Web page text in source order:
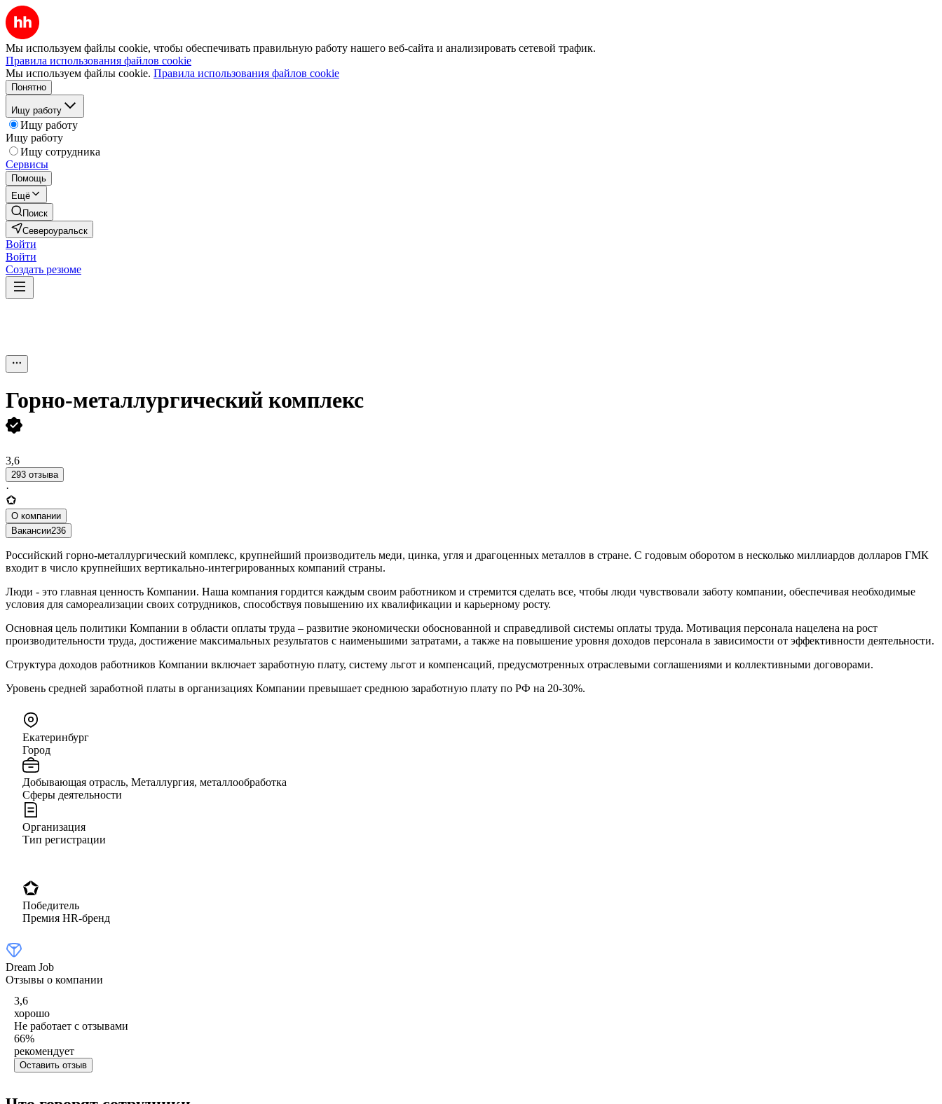
Мы используем файлы cookie, чтобы обеспечивать правильную работу нашего веб-сайта и анализировать сетевой трафик.
Правила использования файлов cookie
Мы используем файлы cookie. Правила использования файлов cookie
Понятно
Ищу работу
Ищу работу
Ищу работу
Ищу сотрудника
Сервисы
Помощь
Ещё
Поиск
Североуральск
Войти
Войти
Создать резюме
Горно-металлургический комплекс
3,6
293 отзыва
·
О компании
Вакансии236
Российский горно-металлургический комплекс, крупнейший производитель меди, цинка, угля и драгоценных металлов в стране. С годовым оборотом в несколько миллиардов долларов ГМК
входит в число крупнейших вертикально-интегрированных компаний страны.
Люди - это главная ценность Компании. Наша компания гордится каждым своим работником и стремится сделать все, чтобы люди чувствовали заботу компании, обеспечивая необходимые
условия для самореализации своих сотрудников, способствуя повышению их квалификации и карьерному росту.
Основная цель политики Компании в области оплаты труда – развитие экономически обоснованной и справедливой системы оплаты труда. Мотивация персонала нацелена на рост
производительности труда, достижение максимальных результатов с наименьшими затратами, а также на повышение уровня доходов персонала в зависимости от эффективности деятельности.
Структура доходов работников Компании включает заработную плату, систему льгот и компенсаций, предусмотренных отраслевыми соглашениями и коллективными договорами.
Уровень средней заработной платы в организациях Компании превышает среднюю заработную плату по РФ на 20-30%.
Екатеринбург
Город
Добывающая отрасль, Металлургия, металлообработка
Сферы деятельности
Организация
Тип регистрации
Победитель
Премия HR-бренд
Dream Job
Отзывы о компании
3,6
хорошо
Не работает с отзывами
66%
рекомендует
Оставить отзыв